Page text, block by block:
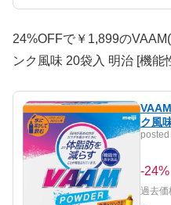
24%OFFで￥1,899の
ンク風味 20袋入 明治 [機能
ク風
-24%
過去価